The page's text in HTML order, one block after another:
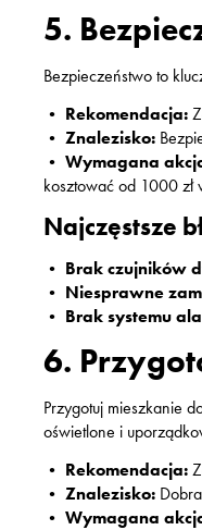
5.
Bezpieczeństwo to
• Rekomendacja:
•Znalezisko:
•Wymagana
kosztować od 1000 zł
Najczęstsze
• Brak czujników
• Niesprawne
• Brak systemu
6.
Przygotuj mieszkanie
oświetlone i
• Rekomendacja:
•Znalezisko:
•Wymagana